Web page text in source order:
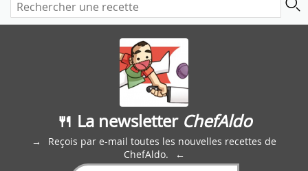
🍴 La newsletter ChefAldo
Reçois par e-mail toutes les nouvelles recettes de
ChefAldo.